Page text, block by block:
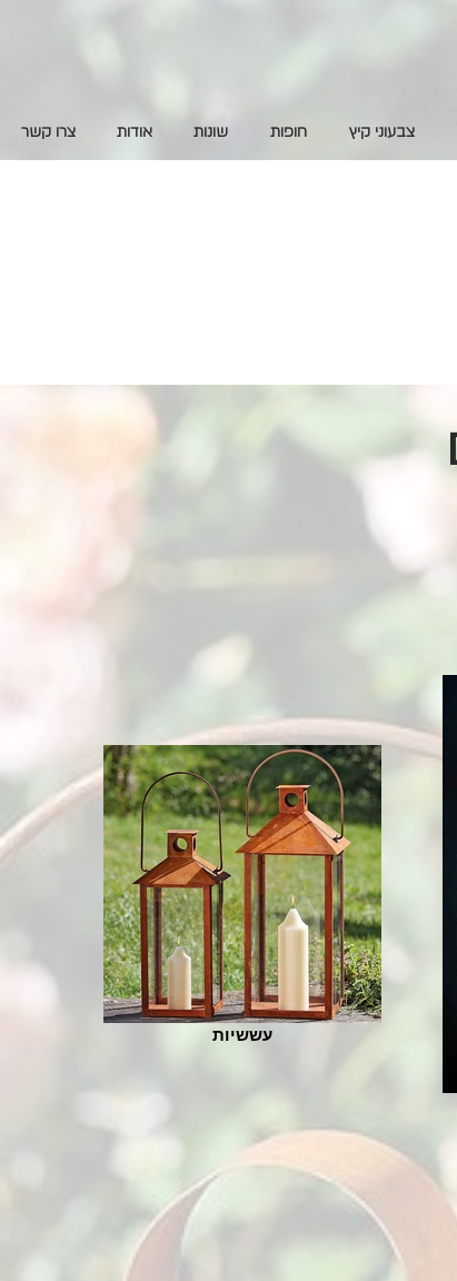
צבעוני קיץ חופות שונות אודות צרו קשר
עששיות